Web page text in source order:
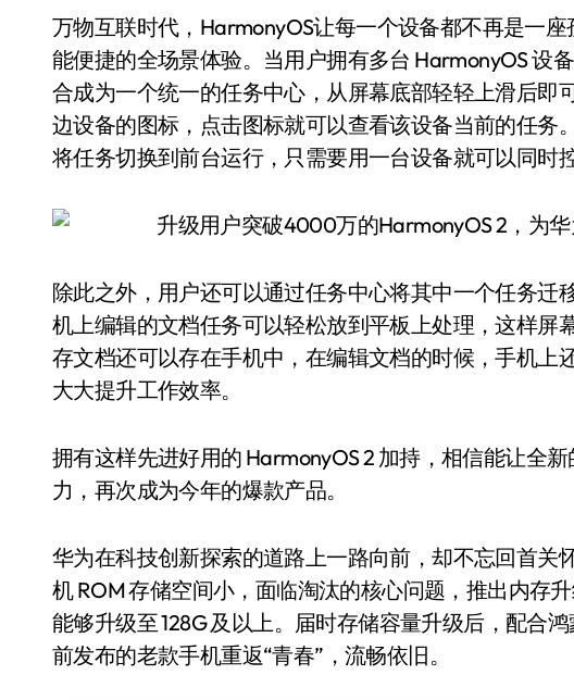
万物互联时代，HarmonyOS让每一个设备都不再是一
能便捷的全场景体验。当用户拥有多台 HarmonyOS 设
合成为一个统一的任务中心，从屏幕底部轻轻上滑后即
边设备的图标，点击图标就可以查看该设备当前的任务
将任务切换到前台运行，只需要用一台设备就可以同时
除此之外，用户还可以通过任务中心将其中一个任务迁
机上编辑的文档任务可以轻松放到平板上处理，这样屏
存文档还可以存在手机中，在编辑文档的时候，手机上
大大提升工作效率。
拥有这样先进好用的 HarmonyOS 2 加持，相信能让全
力，再次成为今年的爆款产品。
华为在科技创新探索的道路上一路向前，却不忘回首关
机 ROM 存储空间小，面临淘汰的核心问题，推出内存
能够升级至 128G 及以上。届时存储容量升级后，配合
前发布的老款手机重返“青春”，流畅依旧。